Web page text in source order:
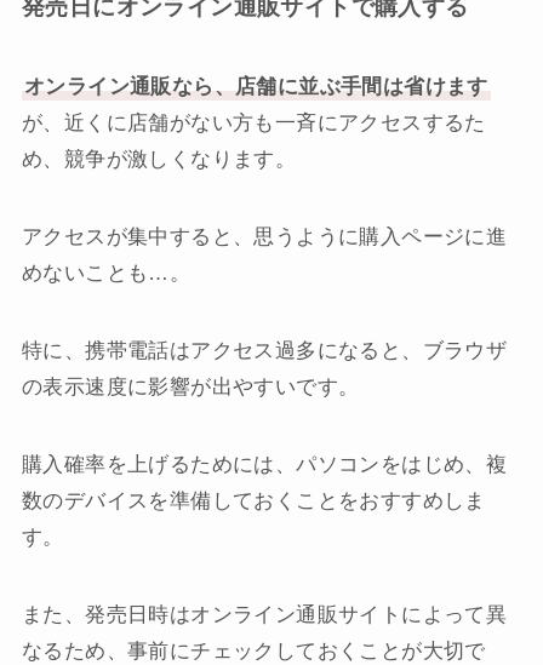
発売日にオンライン通販サイトで購入する
オンライン通販なら、店舗に並ぶ手間は省けます
が、近くに店舗がない方も一斉にアクセスするた
め、競争が激しくなります。
アクセスが集中すると、思うように購入ページに進
めないことも…。
特に、携帯電話はアクセス過多になると、ブラウザ
の表示速度に影響が出やすいです。
購入確率を上げるためには、パソコンをはじめ、複
数のデバイスを準備しておくことをおすすめしま
す。
また、発売日時はオンライン通販サイトによって異
なるため、事前にチェックしておくことが大切で